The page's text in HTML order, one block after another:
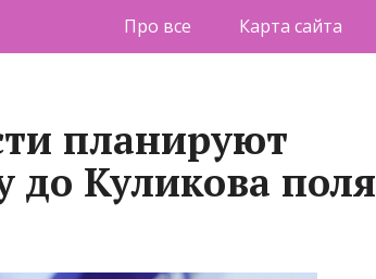
Про все Карта сайта
планируют
до Куликова поля